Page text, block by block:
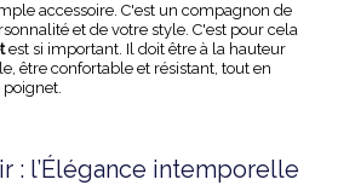
accessoire. C'est un compagnon de
et de votre style. C'est pour cela
est si important. Il doit être à la hauteur
être confortable et résistant, tout en
: l’Élégance intemporelle